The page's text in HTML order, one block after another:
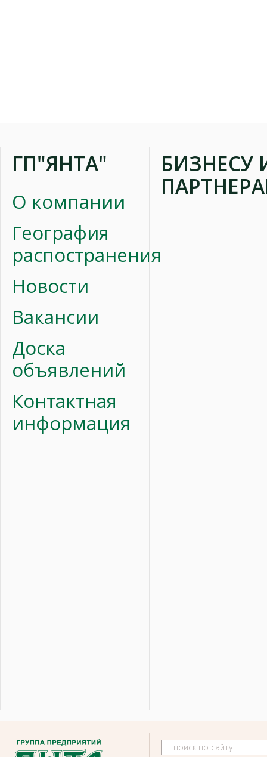
ГП"ЯНТА"
О компании
География
распостранения
Новости
Вакансии
Доска
объявлений
Контактная
информация
БИЗНЕСУ